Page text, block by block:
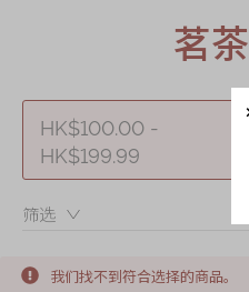
迪士尼
奇华
产品价
茗
HK$100.00 -
HK$199.99
筛选：
我们找不到符合选择的商品。